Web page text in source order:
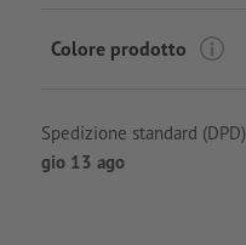
Colore prodotto
Spedizione standard (DPD)
gio 13 ago